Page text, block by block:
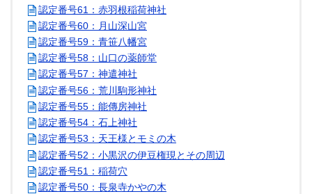
認定番号61：赤羽根稲荷神社
認定番号60：月山深山宮
認定番号59：青笹八幡宮
認定番号58：山口の薬師堂
認定番号57：神遣神社
認定番号56：荒川駒形神社
認定番号55：能傳房神社
認定番号54：石上神社
認定番号53：天王様とモミの木
認定番号52：小黒沢の伊豆権現とその周辺
認定番号51：稲荷穴
認定番号50：長泉寺かやの木